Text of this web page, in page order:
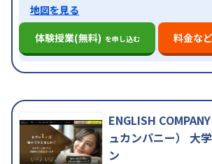
地図を見る
体験授業(無料) を申し込む 料金な
ENGLISH
ュカンパニー） 大
ン